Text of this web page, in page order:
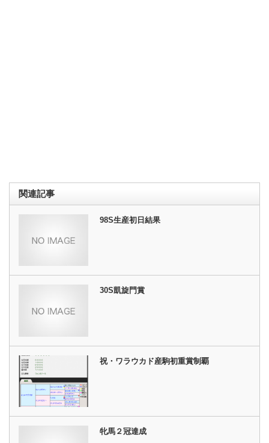
関連記事
98S生産初日結果
30S凱旋門賞
祝・ワラウカド産駒初重賞制覇
牝馬２冠達成